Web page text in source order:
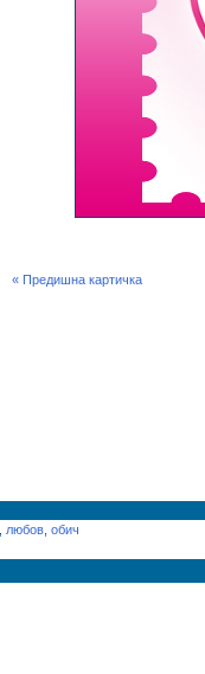
« Предишна картичка
любов обич